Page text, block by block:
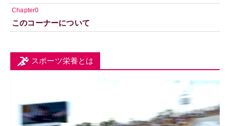
Chapter0
このコーナーについて
スポーツ栄養とは